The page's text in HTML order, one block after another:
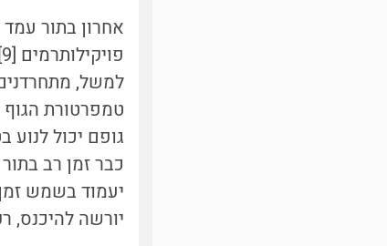
אחרון בתור
למשל,
טמפרטורת
גופם יכול
כבר זמן רב
יעמוד בשמש
יורשה להיכנס,